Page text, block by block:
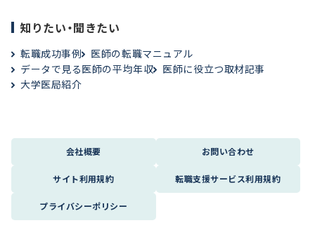
知りたい・聞きたい
転職成功事例
医師の転職マニュアル
データで見る医師の平均年収
医師に役立つ取材記事
大学医局紹介
会社概要 お問い合わせ
サイト利用規約 転職支援サービス利用規約
プライバシーポリシー